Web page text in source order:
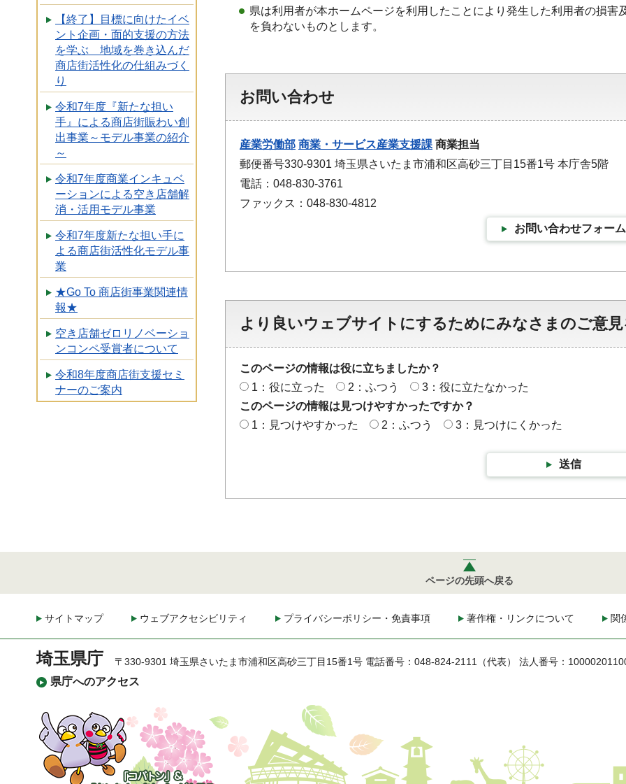
【終了】目標に向けたイベ
ント企画・面的支援の方法
を学ぶ 地域を巻き込んだ
商店街活性化の仕組みづく
り
令和7年度『新たな担い
手』による商店街賑わい創
出事業～モデル事業の紹介
～
令和7年度商業インキュベ
ーションによる空き店舗解
消・活用モデル事業
令和7年度新たな担い手に
よる商店街活性化モデル事
業
★Go To 商店街事業関連情
報★
空き店舗ゼロリノベーショ
ンコンペ受賞者について
令和8年度商店街支援セミ
ナーのご案内
県は利用者が本ホームページを利用したことにより発生した利用者の損
を負わないものとします。
お問い合わせ
産業労働部 商業・サービス産業支援課 商業担当
郵便番号330-9301 埼玉県さいたま市浦和区高砂三丁目15番1号 本庁舎5階
電話：048-830-3761
ファックス：048-830-4812
お問い合わせフォーム
より良いウェブサイトにするためにみなさまのご意
このページの情報は役に立ちましたか？
1：役に立った
2：ふつう
3：役に立たなかった
このページの情報は見つけやすかったですか？
1：見つけやすかった
2：ふつう 3：見つけにくかった
送信
ページの先頭へ戻る
サイトマップ ウェブアクセシビリティ プライバシーポリシー・免責事項 著作権・リンクについて 関
埼玉県庁
県庁へのアクセス
〒330-9301 埼玉県さいたま市浦和区高砂三丁目15番1号 電話番号：048-824-2111（代表） 法人番号：
「コバトン」&「さいた